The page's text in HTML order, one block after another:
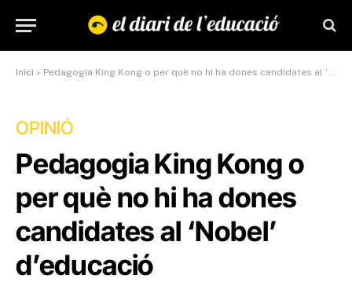
Inici » Pedagogia King Kong o per què no hi ha dones candidates al ‘Nobel’ d’educació
OPINIÓ
Pedagogia King Kong o
per què no hi ha dones
candidates al ‘Nobel’
d’educació